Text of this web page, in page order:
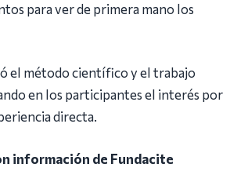
para ver de primera mano los
el método científico y el trabajo
en los participantes el interés por
directa.
información de Fundacite